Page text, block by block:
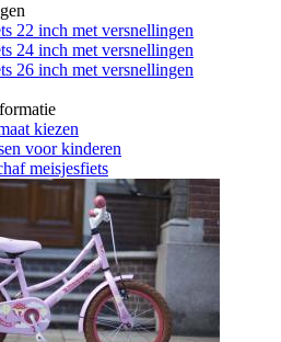
22 inch met versnellingen
24 inch met versnellingen
26 inch met versnellingen
kiezen
voor kinderen
meisjesfiets